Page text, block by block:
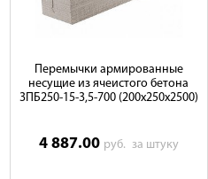
Перемычки армированные
несущие из ячеистого бетона
3ПБ250-15-3,5-700 (200х250х2500)
4 887.00 руб. за штуку